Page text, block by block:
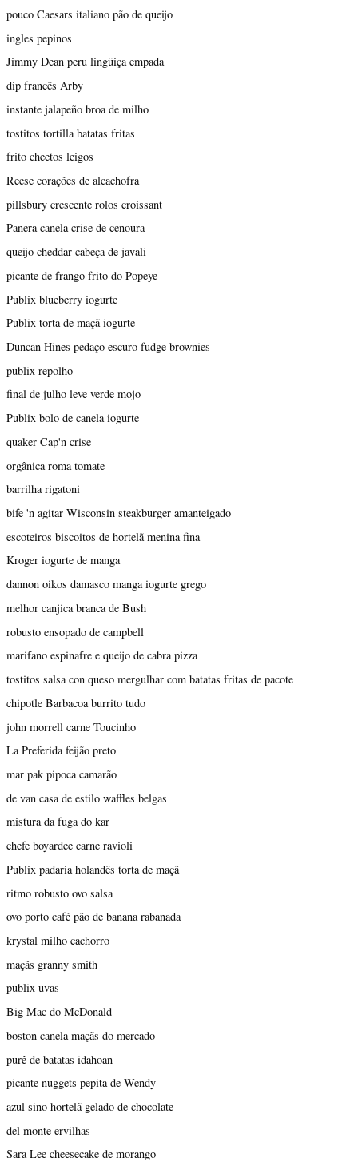
pouco Caesars italiano pão de queijo
ingles pepinos
Jimmy Dean peru lingüiça empada
dip francês Arby
instante jalapeño broa de milho
tostitos tortilla batatas fritas
frito cheetos leigos
Reese corações de alcachofra
pillsbury crescente rolos croissant
Panera canela crise de cenoura
queijo cheddar cabeça de javali
picante de frango frito do Popeye
Publix blueberry iogurte
Publix torta de maçã iogurte
Duncan Hines pedaço escuro fudge brownies
publix repolho
final de julho leve verde mojo
Publix bolo de canela iogurte
quaker Cap'n crise
orgânica roma tomate
barrilha rigatoni
bife 'n agitar Wisconsin steakburger amanteigado
escoteiros biscoitos de hortelã menina fina
Kroger iogurte de manga
dannon oikos damasco manga iogurte grego
melhor canjica branca de Bush
robusto ensopado de campbell
marifano espinafre e queijo de cabra pizza
tostitos salsa con queso mergulhar com batatas fritas de pacote
chipotle Barbacoa burrito tudo
john morrell carne Toucinho
La Preferida feijão preto
mar pak pipoca camarão
de van casa de estilo waffles belgas
mistura da fuga do kar
chefe boyardee carne ravioli
Publix padaria holandês torta de maçã
ritmo robusto ovo salsa
ovo porto café pão de banana rabanada
krystal milho cachorro
maçãs granny smith
publix uvas
Big Mac do McDonald
boston canela maçãs do mercado
purê de batatas idahoan
picante nuggets pepita de Wendy
azul sino hortelã gelado de chocolate
del monte ervilhas
Sara Lee cheesecake de morango